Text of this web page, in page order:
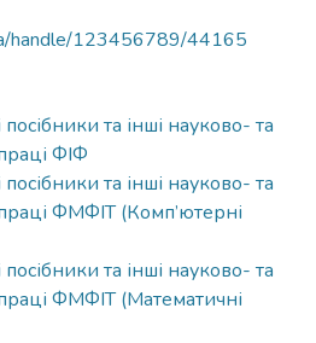
handle/123456789/44165
та інші науково- та
ФІФ
та інші науково- та
ФМФІТ (Комп’ютерні
та інші науково- та
ФМФІТ (Математичні